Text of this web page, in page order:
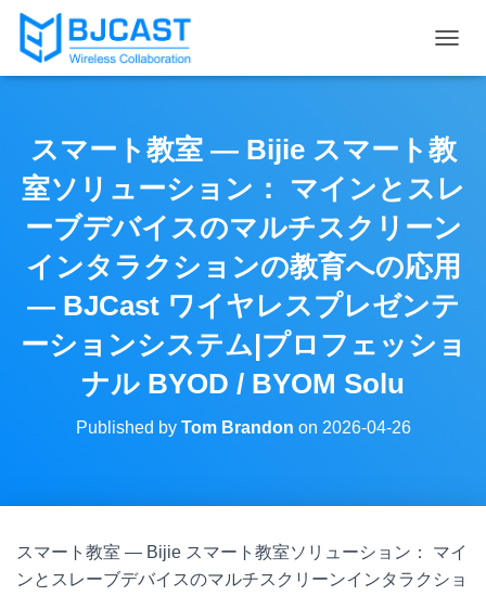
O
L
E
A
I
G
A
T
O
スマート教室 — Bijie スマート教
室ソリューション： マインとスレ
ーブデバイスのマルチスクリーン
インタラクションの教育への応用
— BJCast ワイヤレスプレゼンテ
ーションシステム|プロフェッショ
ナル BYOD / BYOM Solu
Published by Tom Brandon on 2026-04-26
スマート教室 — Bijie スマート教室ソリューション： マイ
ンとスレーブデバイスのマルチスクリーンインタラクショ